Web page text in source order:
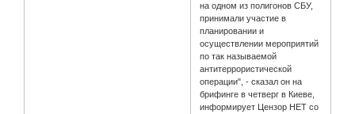
на одном из полигонов СБУ,
принимали участие в
планировании и
осуществлении мероприятий
по так называемой
антитеррористической
операции", - сказал он на
брифинге в четверг в Киеве,
информирует Цензор НЕТ со